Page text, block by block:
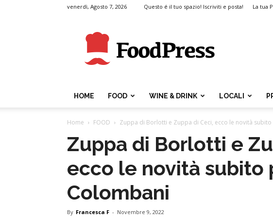
venerdì, Agosto 7, 2026 Questo é il tuo spazio! Iscriviti e posta! La tua
FoodPress
HOME FOOD WINE & DRINK LOCALI
Home FOOD Zuppa di Borlotti e Zuppa di Ceci, ecco le novità subito
Zuppa di Borlotti e
ecco le novità subito
Colombani
By Francesca F - Novembre 9, 2022